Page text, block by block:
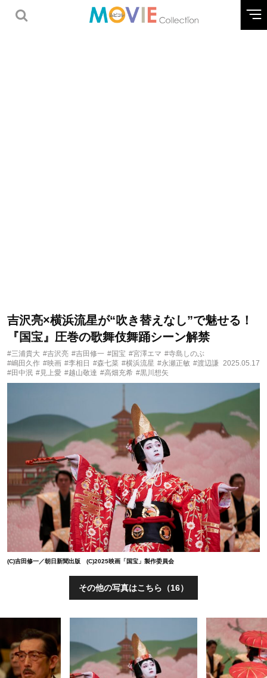
吉沢亮×横浜流星が“吹き替えなし”で魅せる！
『国宝』圧巻の歌舞伎舞踊シーン解禁
#三浦貴大 #吉沢亮 #吉田修一 #国宝 #宮澤エマ #寺島しのぶ
#嶋田久作 #映画 #李相日 #森七菜 #横浜流星 #永瀬正敏 #渡辺謙
#田中泯 #見上愛 #越山敬達 #高畑充希 #黒川想矢
2025.05.17
(C)吉田修一／朝日新聞出版 (C)2025映画「国宝」製作委員会
その他の写真はこちら（16）